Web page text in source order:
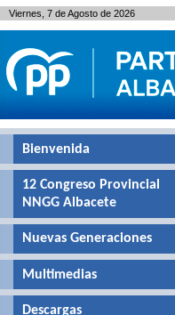
Bienvenida
12 Congreso Provincial
NNGG Albacete
Nuevas Generaciones
Multimedias
Descargas
Viernes, 7 de Agosto de 2026